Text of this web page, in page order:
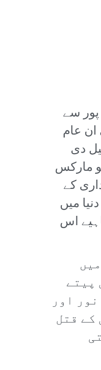
سے
عام
دی
مارکس
کے
میں
اس
پیتے
اور
کے قتل